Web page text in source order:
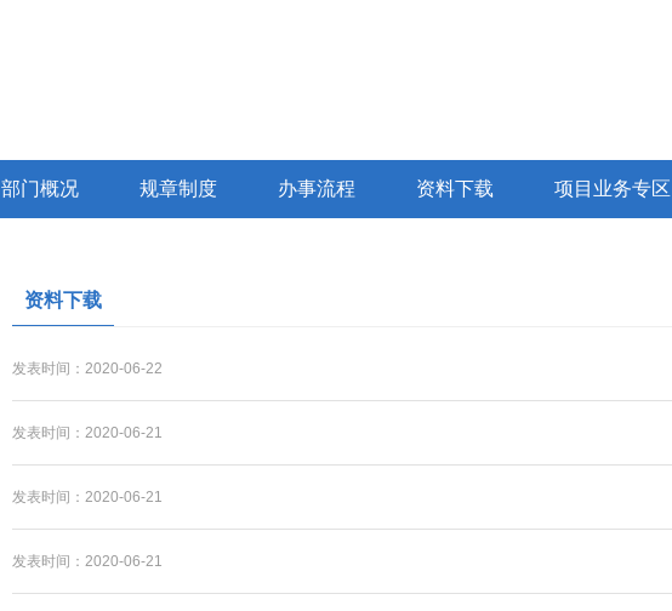
部门概况 规章制度 办事流程 资料下载 项目业务专区
资料下载
发表时间：2020-06-22
发表时间：2020-06-21
发表时间：2020-06-21
发表时间：2020-06-21